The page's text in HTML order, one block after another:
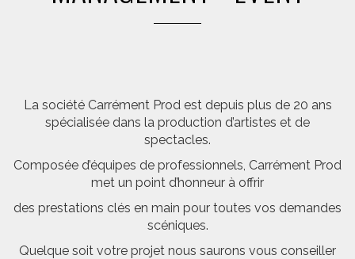
La société Carrément Prod est depuis plus de 20 ans
spécialisée dans la production d’artistes et de
spectacles.
Composée d’équipes de professionnels, Carrément Prod
met un point d’honneur à offrir
des prestations clés en main pour toutes vos demandes
scéniques.
Quelque soit votre projet nous saurons vous conseiller